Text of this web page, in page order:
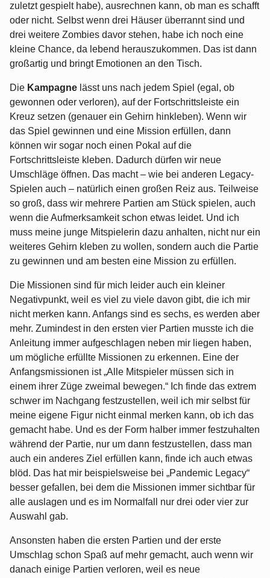
zuletzt gespielt habe), ausrechnen kann, ob man es schafft
oder nicht. Selbst wenn drei Häuser überrannt sind und
drei weitere Zombies davor stehen, habe ich noch eine
kleine Chance, da lebend herauszukommen. Das ist dann
großartig und bringt Emotionen an den Tisch.
Die Kampagne lässt uns nach jedem Spiel (egal, ob
gewonnen oder verloren), auf der Fortschrittsleiste ein
Kreuz setzen (genauer ein Gehirn hinkleben). Wenn wir
das Spiel gewinnen und eine Mission erfüllen, dann
können wir sogar noch einen Pokal auf die
Fortschrittsleiste kleben. Dadurch dürfen wir neue
Umschläge öffnen. Das macht – wie bei anderen Legacy-
Spielen auch – natürlich einen großen Reiz aus. Teilweise
so groß, dass wir mehrere Partien am Stück spielen, auch
wenn die Aufmerksamkeit schon etwas leidet. Und ich
muss meine junge Mitspielerin dazu anhalten, nicht nur ein
weiteres Gehirn kleben zu wollen, sondern auch die Partie
zu gewinnen und am besten eine Mission zu erfüllen.
Die Missionen sind für mich leider auch ein kleiner
Negativpunkt, weil es viel zu viele davon gibt, die ich mir
nicht merken kann. Anfangs sind es sechs, es werden aber
mehr. Zumindest in den ersten vier Partien musste ich die
Anleitung immer aufgeschlagen neben mir liegen haben,
um mögliche erfüllte Missionen zu erkennen. Eine der
Anfangsmissionen ist „Alle Mitspieler müssen sich in
einem ihrer Züge zweimal bewegen.“ Ich finde das extrem
schwer im Nachgang festzustellen, weil ich mir selbst für
meine eigene Figur nicht einmal merken kann, ob ich das
gemacht habe. Und es der Form halber immer festzuhalten
während der Partie, nur um dann festzustellen, dass man
auch ein anderes Ziel erfüllen kann, finde ich auch etwas
blöd. Das hat mir beispielsweise bei „Pandemic Legacy“
besser gefallen, bei dem die Missionen immer sichtbar für
alle auslagen und es im Normalfall nur drei oder vier zur
Auswahl gab.
Ansonsten haben die ersten Partien und der erste
Umschlag schon Spaß auf mehr gemacht, auch wenn wir
danach einige Partien verloren, weil es neue